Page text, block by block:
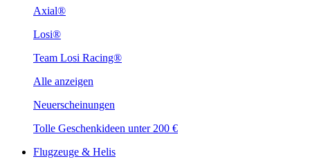
Axial®
Losi®
Team Losi Racing®
Alle anzeigen
Neuerscheinungen
Tolle Geschenkideen unter 200 €
Flugzeuge & Helis